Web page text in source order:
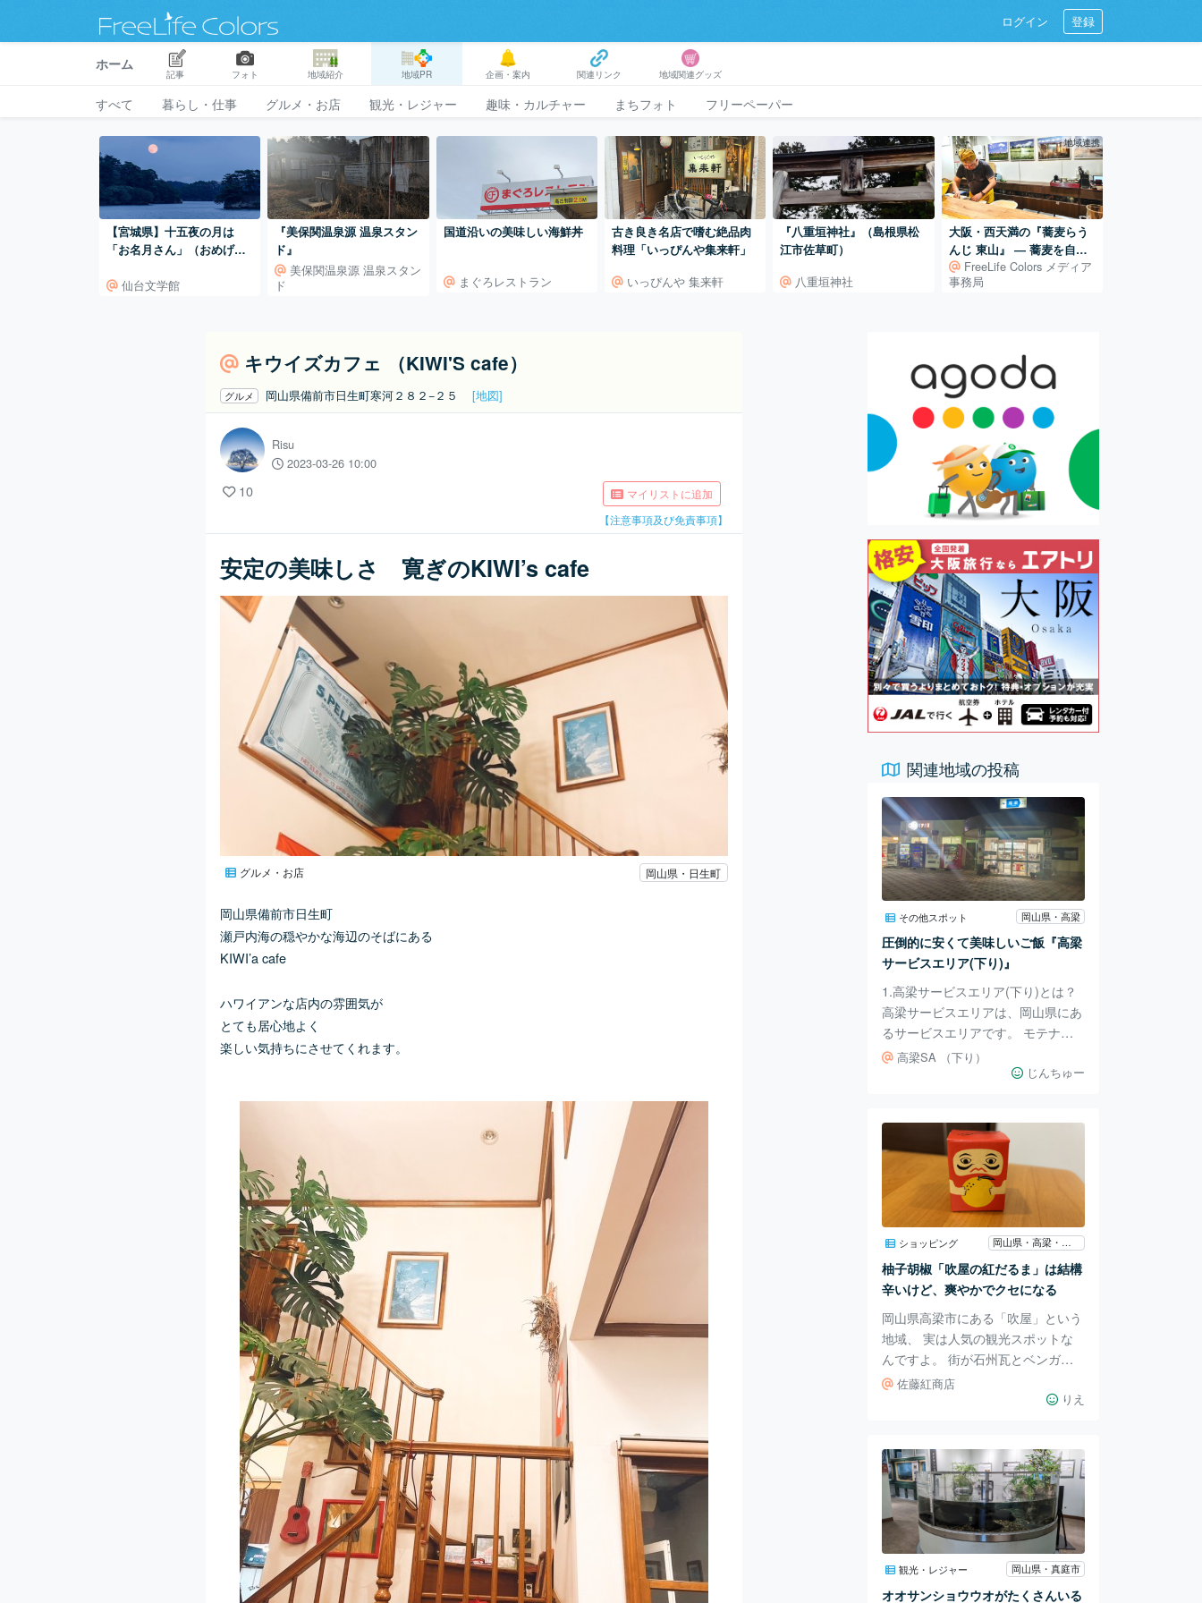
ログイン 登録
ホーム
記事 フォト 地域紹介 地域PR 企画・案内 関連リンク 地域関連グッズ
すべて 暮らし・仕事 グルメ・お店 観光・レジャー 趣味・カルチャー まちフォト フリーペーパー
【宮城県】十五夜の月は
「お名月さん」（おめげっ
台市の荒浜地区では「まめ
仙台文学館
『美保関温泉源 温泉スタン
ド』
美保関温泉源 温泉スタン
ド
国道沿いの美味しい海鮮丼
まぐろレストラン
古き良き名店で嗜む絶品肉
料理「いっぴんや集来軒」
いっぴんや 集来軒
『八重垣神社』（島根県松
江市佐草町）
八重垣神社
地域連携
大阪・西天満の『蕎麦らう
んじ 東山』 ― 蕎麦を自ら
学び、打ち続ける日常
FreeLife Colors メディア
事務局
キウイズカフェ （KIWI'S cafe）
グルメ 岡山県備前市日生町寒河２８２−２５ [地図]
Risu
2023-03-26 10:00
10
マイリストに追加
【注意事項及び免責事項】
安定の美味しさ 寛ぎのKIWI’s cafe
グルメ・お店 岡山県・日生町
岡山県備前市日生町
瀬戸内海の穏やかな海辺のそばにある
KIWI’a cafe
ハワイアンな店内の雰囲気が
とても居心地よく
楽しい気持ちにさせてくれます。
関連地域の投稿
その他スポット 岡山県・高梁
圧倒的に安くて美味しいご飯『高梁
サービスエリア(下り)』
1.高梁サービスエリア(下り)とは？
高梁サービスエリアは、岡山県にあ
るサービスエリアです。 モテナス
に加盟しており、リーズナブルで美
味しいご飯が特徴です。 2.行ってみ
は、カツがさくさくでゆずとマッチ
していました。 岡山中華そばは、
スープが濃厚で美味しかったです。
岡山のお土産もたくさん取り扱って
います。 3.今回紹介した場所 モテ
ナスは、NEXCO西日本が出してい
るブランドで各地にあります。 ス
タッフのおすすめの料理やポイント
高梁SA （下り）
じんちゅー
ショッピング 岡山県・高梁・新見・吉備高原
柚子胡椒「吹屋の紅だるま」は結構
辛いけど、爽やかでクセになる
岡山県高梁市にある「吹屋」という
地域、 実は人気の観光スポットな
んですよ。 街が石州瓦とベンガラ
で統一されていて、 その「赤い街
並み」が映えるといって 注目され
辛子を使った柚子胡椒が、 お土産
として大人気ということで、 私も
実際に食べてみました♪ ちょこんと
可愛い手のひらサイズの箱。 こち
らを開けてみると。 これまた可愛
い小瓶が出てきました。 箱のだる
佐藤紅商店
りえ
観光・レジャー 岡山県・真庭市
オオサンショウウオがたくさんいる